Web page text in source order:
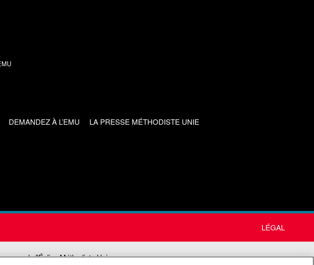
DEMANDEZ À L’EMU LA PRESSE MÉTHODISTE UNIE
LÉGAL
de l'Église Méthodiste Unie